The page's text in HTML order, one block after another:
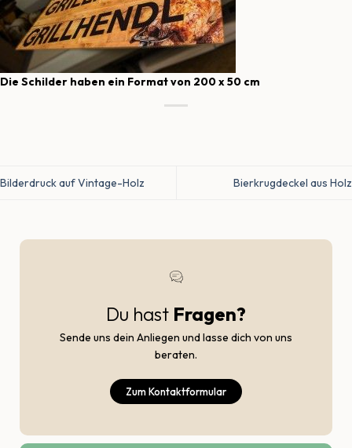
Die Schilder haben ein Format von 200 x 50 cm
Bilderdruck auf Vintage-Holz Bierkrugdeckel aus Holz
Du hast Fragen?
Sende uns dein Anliegen und lasse dich von uns
beraten.
Zum Kontaktformular